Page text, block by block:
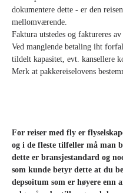
dokumentere dette - er den
mellomværende.
Faktura utstedes og faktureres
Ved manglende betaling iht
tildelt kapasitet, evt. kansellere
Merk at pakkereiselovens
For reiser med fly er
og i de fleste tilfeller må man
dette er bransjestandard og
som kunde betyr dette at du
depsoitum som er høyere enn